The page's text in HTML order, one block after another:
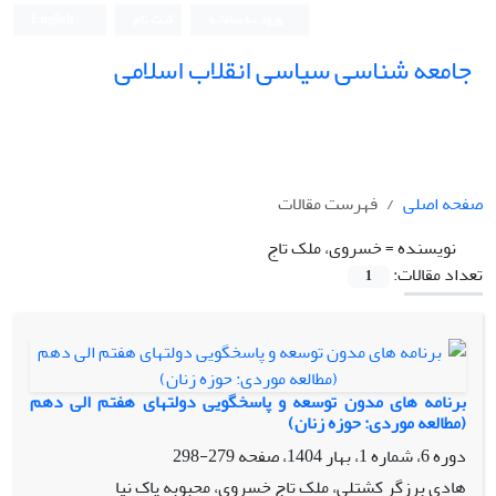
جامعه شناسی سیاسی انقلاب اسلامی
صفحه اصلی
فهرست مقالات
نویسنده =خسروی، ملک تاج
تعداد مقالات:
1
برنامه های مدون توسعه و پاسخگویی دولتهای هفتم الی دهم
(مطالعه موردی: حوزه زنان)
دوره 6، شماره 1، بهار 1404، صفحه
279-298
هادی برزگر کشتلی، ملک تاج خسروی، محبوبه پاک نیا